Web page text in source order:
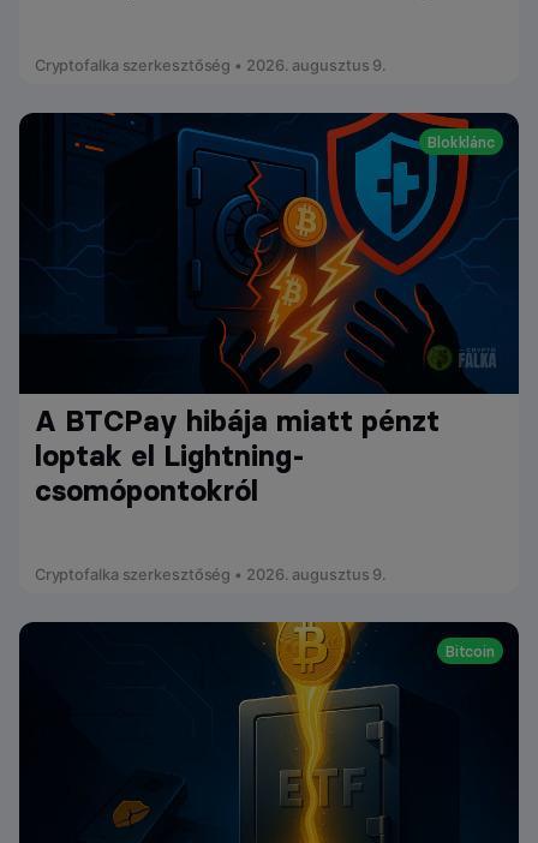
Cryptofalka szerkesztőség • 2026. augusztus 9.
Blokklánc
A BTCPay hibája miatt pénzt
loptak el Lightning-
csomópontokról
Cryptofalka szerkesztőség • 2026. augusztus 9.
Bitcoin